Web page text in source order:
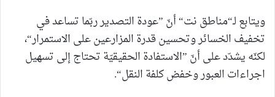
ويتابع لـ“مناطق نت“ أنّ ”عودة التصدير ربّما تساعد في
تخفيف الخسائر وتحسين قدرة المزارعين على الاستمرار“،
لكنّه يشدّد على أنّ ”الاستفادة الحقيقيّة تحتاج إلى تسهيل
اجراءات العبور وخفض كلفة النقل“.